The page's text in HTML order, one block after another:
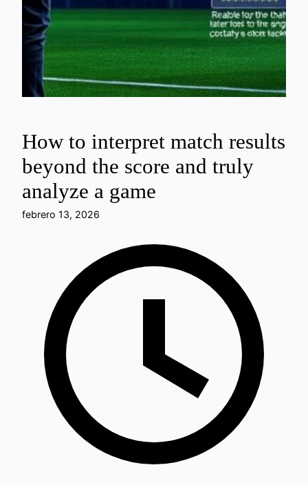
How to interpret match results
beyond the score and truly
analyze a game
febrero 13, 2026